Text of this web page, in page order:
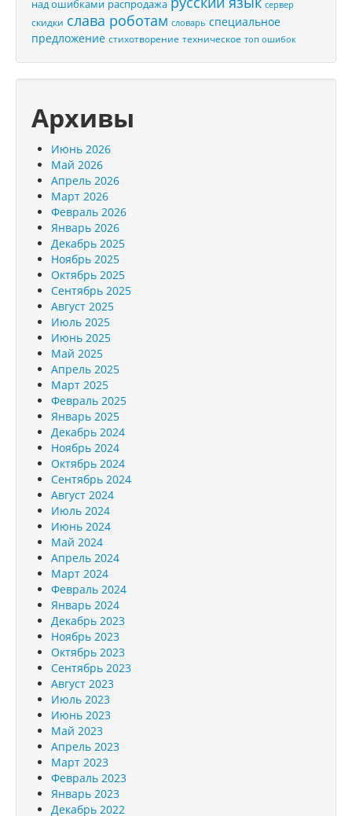
над ошибками распродажа сервер
скидки слава роботам словарь специальное
предложение стихотворение техническое топ ошибок
Архивы
Июнь 2026
Май 2026
Апрель 2026
Март 2026
Февраль 2026
Январь 2026
Декабрь 2025
Ноябрь 2025
Октябрь 2025
Сентябрь 2025
Август 2025
Июль 2025
Июнь 2025
Май 2025
Апрель 2025
Март 2025
Февраль 2025
Январь 2025
Декабрь 2024
Ноябрь 2024
Октябрь 2024
Сентябрь 2024
Август 2024
Июль 2024
Июнь 2024
Май 2024
Апрель 2024
Март 2024
Февраль 2024
Январь 2024
Декабрь 2023
Ноябрь 2023
Октябрь 2023
Сентябрь 2023
Август 2023
Июль 2023
Июнь 2023
Май 2023
Апрель 2023
Март 2023
Февраль 2023
Январь 2023
Декабрь 2022